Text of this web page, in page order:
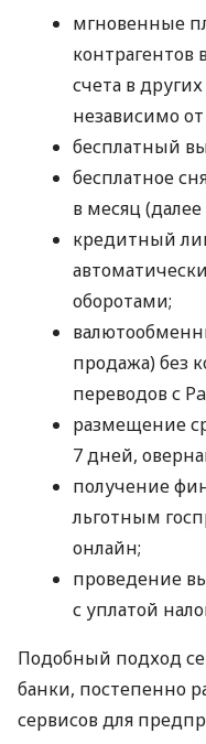
мгновенные
контрагентов
счета в
независимо
бесплатный
бесплатное
в месяц
кредитный
оборотами;
продажа) без
переводов с
размещение
7 дней,
получение
льготным
онлайн;
проведение
с уплатой
Подобный подход
банки, постепенно
сервисов для